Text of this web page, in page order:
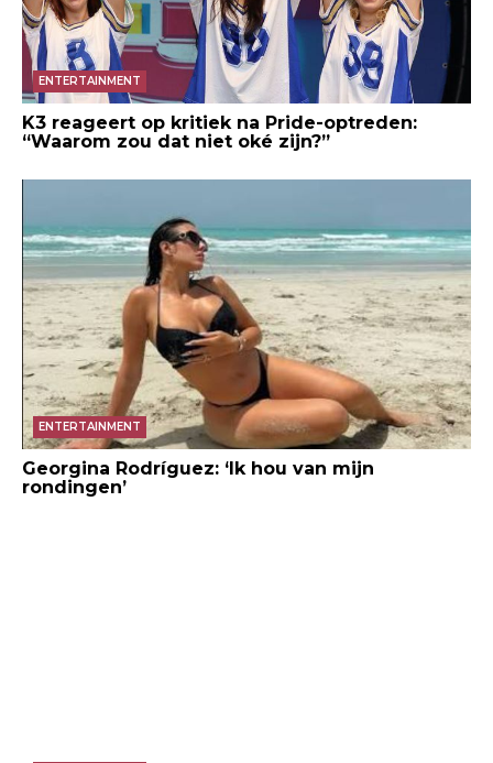
ENTERTAINMENT
K3 reageert op kritiek na Pride-optreden:
“Waarom zou dat niet oké zijn?”
ENTERTAINMENT
Georgina Rodríguez: ‘Ik hou van mijn
rondingen’